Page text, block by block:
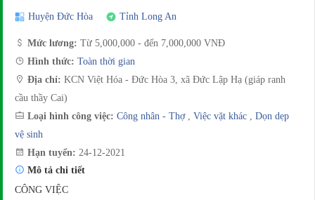
Huyện Đức Hòa Tỉnh Long An
Mức lương: Từ 5,000,000 - đến 7,000,000 VNĐ
Hình thức: Toàn thời gian
Địa chỉ: KCN Việt Hóa - Đức Hòa 3, xã Đức Lập Hạ (giáp ranh
cầu thầy Cai)
Loại hình công việc: Công nhân - Thợ Việc vặt khác
Dọn dẹp
vệ sinh
Hạn tuyển: 24-12-2021
Mô tả chi tiết
CÔNG VIỆC